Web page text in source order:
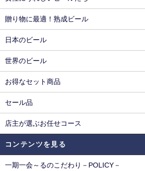
贈り物に最適！熟成ビール
日本のビール
世界のビール
お得なセット商品
セール品
店主が選ぶお任せコース
コンテンツを見る
一期一会～るのこだわり－POLICY－